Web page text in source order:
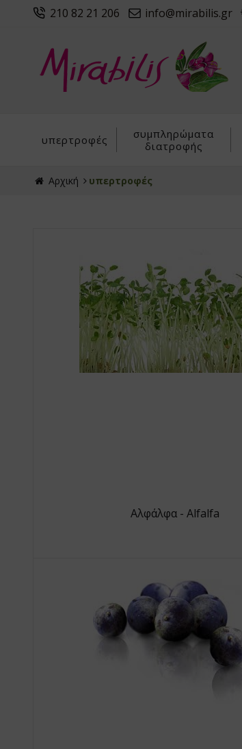
210 82 21 206 info@mirabilis.gr
υπερτροφές
συμπληρώματα
διατροφής
Αρχική υπερτροφές
Αλφάλφα - Alfalfa